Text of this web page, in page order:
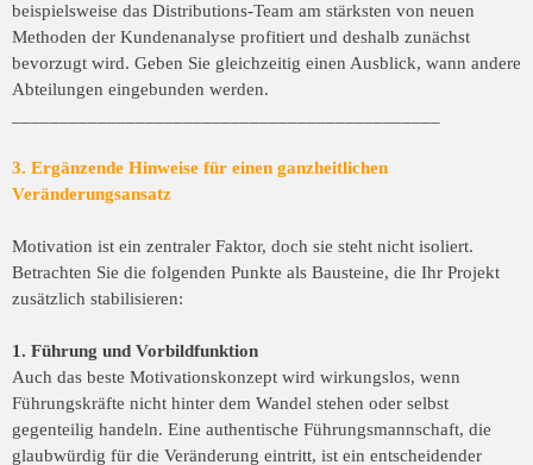
beispielsweise das Distributions-Team am stärksten von neuen
Methoden der Kundenanalyse profitiert und deshalb zunächst
bevorzugt wird. Geben Sie gleichzeitig einen Ausblick, wann andere
Abteilungen eingebunden werden.
3. Ergänzende Hinweise für einen ganzheitlichen
Veränderungsansatz
Motivation ist ein zentraler Faktor, doch sie steht nicht isoliert.
Betrachten Sie die folgenden Punkte als Bausteine, die Ihr Projekt
zusätzlich stabilisieren:
1. Führung und Vorbildfunktion
Auch das beste Motivationskonzept wird wirkungslos, wenn
Führungskräfte nicht hinter dem Wandel stehen oder selbst
gegenteilig handeln. Eine authentische Führungsmannschaft, die
glaubwürdig für die Veränderung eintritt, ist ein entscheidender